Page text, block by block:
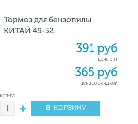
Тормоз для бензопилы
КИТАЙ 45-52
391 руб
цена опт
365 руб
цена со скидкой
кол-во
В КОРЗИНУ